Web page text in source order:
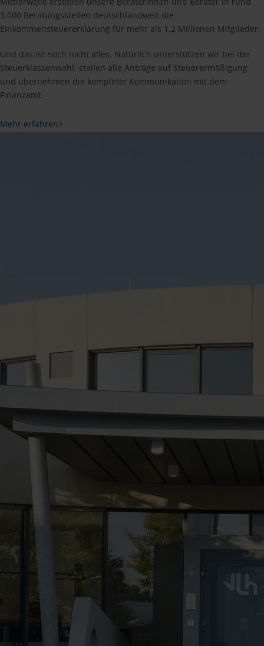
3.000 Beratungsstellen deutschlandweit die
Einkommensteuererklärung für mehr als 1,2 Millionen Mitglieder.
Und das ist noch nicht alles. Natürlich unterstützen wir bei der
Steuerklassenwahl, stellen alle Anträge auf Steuerermäßigung
und übernehmen die komplette Kommunikation mit dem
Finanzamt.
Mehr erfahren